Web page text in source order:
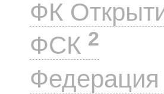
ФК
ФСК 2